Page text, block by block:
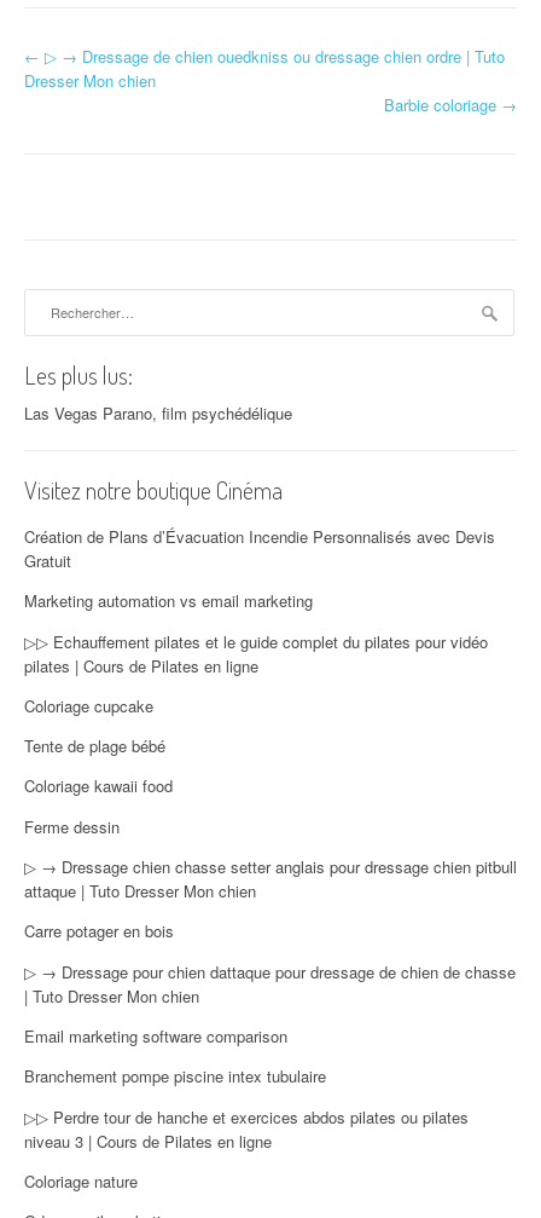
Navigation d'article
← ▷ → Dressage de chien ouedkniss ou dressage chien ordre | Tuto
Dresser Mon chien
Barbie coloriage →
Les plus lus:
Las Vegas Parano, film psychédélique
Visitez notre boutique Cinéma
Création de Plans d’Évacuation Incendie Personnalisés avec Devis
Gratuit
Marketing automation vs email marketing
▷▷ Echauffement pilates et le guide complet du pilates pour vidéo
pilates | Cours de Pilates en ligne
Coloriage cupcake
Tente de plage bébé
Coloriage kawaii food
Ferme dessin
▷ → Dressage chien chasse setter anglais pour dressage chien pitbull
attaque | Tuto Dresser Mon chien
Carre potager en bois
▷ → Dressage pour chien dattaque pour dressage de chien de chasse
| Tuto Dresser Mon chien
Email marketing software comparison
Branchement pompe piscine intex tubulaire
▷▷ Perdre tour de hanche et exercices abdos pilates ou pilates
niveau 3 | Cours de Pilates en ligne
Coloriage nature